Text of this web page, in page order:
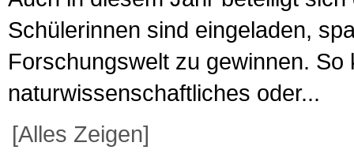
Schülerinnen sind eingeladen,
Forschungswelt zu gewinnen.
naturwissenschaftliches oder...
[Alles Zeigen]